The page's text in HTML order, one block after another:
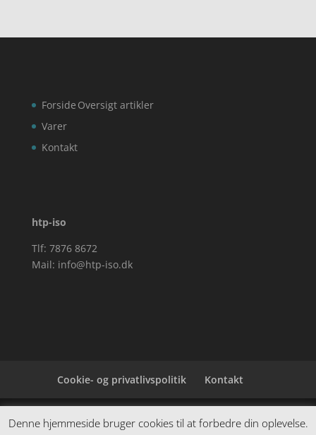
Forside
Varer
Kontakt
Oversigt artikler
htp-iso
Tlf: 7876 8672
Mail: info@htp-iso.dk
Cookie- og privatlivspolitik Kontakt
Denne hjemmeside samler et bredt udvalg af
Denne hjemmeside bruger cookies til at forbedre din oplevelse.